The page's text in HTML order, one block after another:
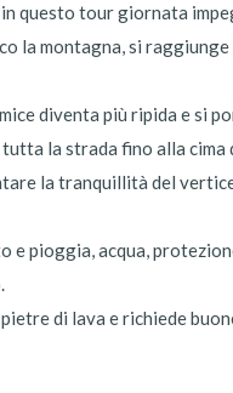
questo tour giornata
la montagna, si
diventa più ripida e
la strada fino alla
la tranquillità del
pioggia, acqua,
di lava e richiede